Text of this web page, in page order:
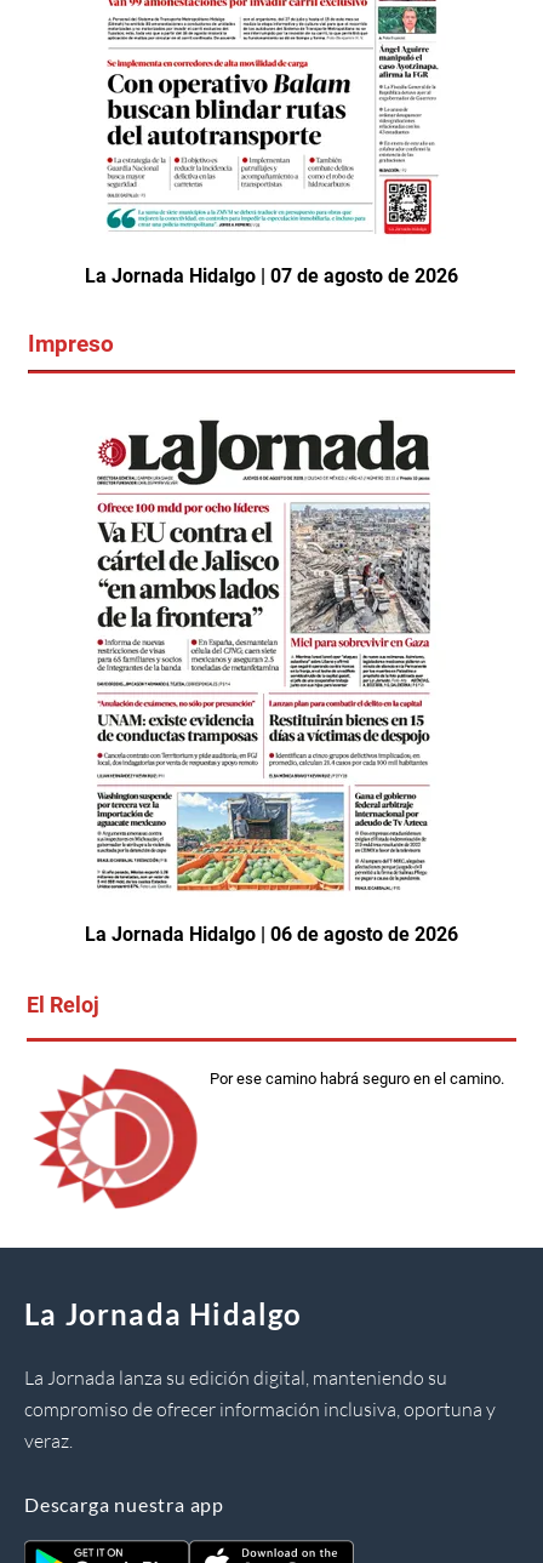
La Jornada Hidalgo | 07 de agosto de 2026
Impreso
La Jornada Hidalgo | 06 de agosto de 2026
El Reloj
Por ese camino habrá seguro en el camino.
La Jornada Hidalgo
La Jornada lanza su edición digital, manteniendo su
compromiso de ofrecer información inclusiva, oportuna y
veraz.
Descarga nuestra app